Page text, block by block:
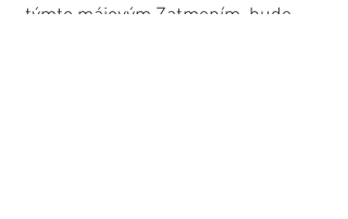
týmto májovým Zatmením, bude